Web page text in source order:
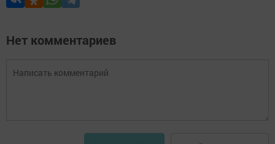
Нет комментариев